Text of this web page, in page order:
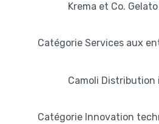
Krema et Co.
Catégorie Services aux
Camoli Distribution
Catégorie Innovation